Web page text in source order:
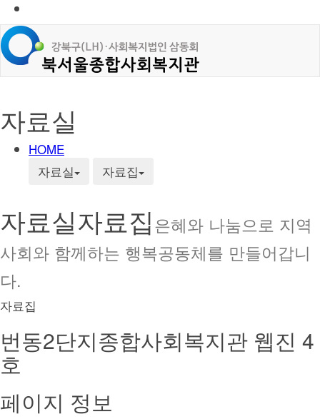
자료실
HOME
자료실
자료집
자료실자료집은혜와 나눔으로 지역
사회와 함께하는 행복공동체를 만들어갑니
다.
자료집
번동2단지종합사회복지관 웹진 4
호
페이지 정보